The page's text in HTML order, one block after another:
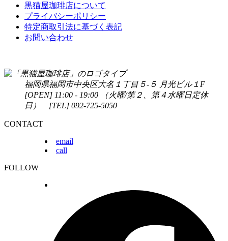
黒猫屋珈琲店について
プライバシーポリシー
特定商取引法に基づく表記
お問い合わせ
福岡県福岡市中央区大名１丁目５-５ 月光ビル１F
[OPEN] 11:00 - 19:00 （火曜/第２、第４水曜日定休
日） [TEL] 092-725-5050
CONTACT
email
call
FOLLOW